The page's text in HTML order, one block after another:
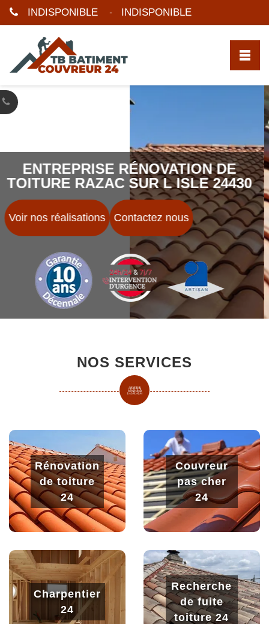
INDISPONIBLE - INDISPONIBLE
ENTREPRISE RÉNOVATION DE
TOITURE RAZAC SUR L ISLE 24430
Voir nos réalisations Contactez nous
NOS SERVICES
Rénovation
de toiture
24
Couvreur
pas cher
24
Charpentier
24
Recherche
de fuite
toiture 24